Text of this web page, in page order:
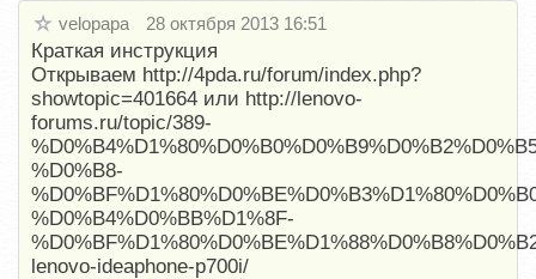
velopapa 28 октября 2013 16:51
Краткая инструкция
Открываем http://4pda.ru/forum/index.php?
showtopic=401664 или http://lenovo-
forums.ru/topic/389-
%D0%B8-
%D0%B4%D0%BB%D1%8F-
lenovo-ideaphone-p700i/